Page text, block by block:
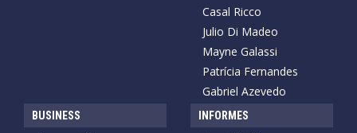
Casal Ricco
Julio Di Madeo
Mayne Galassi
Patrícia Fernandes
Gabriel Azevedo
BUSINESS INFORMES